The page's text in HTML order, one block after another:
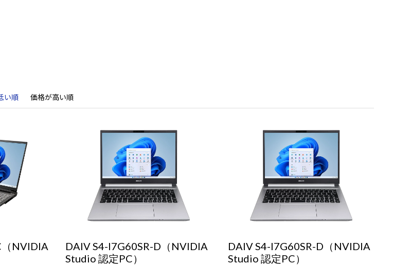
い順 価格が高い順
NVIDIA
DAIV S4-I7G60SR-D（NVIDIA
Studio 認定PC）
DAIV S4-I7G60SR-D（NVIDIA
Studio 認定PC）